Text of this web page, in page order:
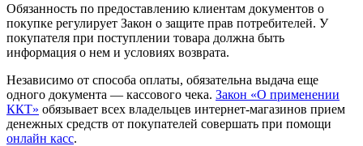
Обязанность по предоставлению клиентам документов о
покупке регулирует Закон о защите прав потребителей. У
покупателя при поступлении товара должна быть
информация о нем и условиях возврата.
Независимо от способа оплаты, обязательна выдача еще
одного документа ― кассового чека. Закон «О применении
ККТ» обязывает всех владельцев интернет-магазинов прием
денежных средств от покупателей совершать при помощи
онлайн касс.